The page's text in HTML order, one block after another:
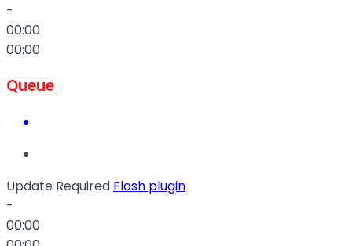
-
00:00
00:00
Queue
Update Required Flash plugin
-
00:00